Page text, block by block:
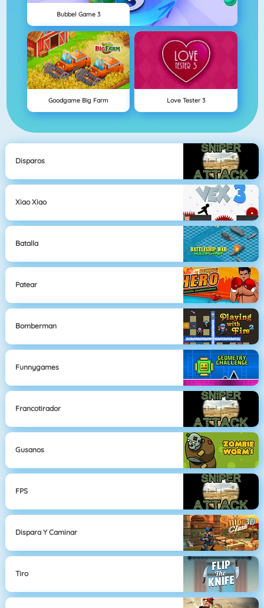
Bubbel Game 3
Goodgame Big Farm Love Tester 3
Disparos
Xiao Xiao
Batalla
Patear
Bomberman
Funnygames
Francotirador
Gusanos
FPS
Dispara Y Caminar
Tiro